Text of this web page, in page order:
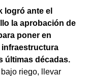
logró ante el
la aprobación de
poner en
infraestructura
últimas décadas.
riego, llevar